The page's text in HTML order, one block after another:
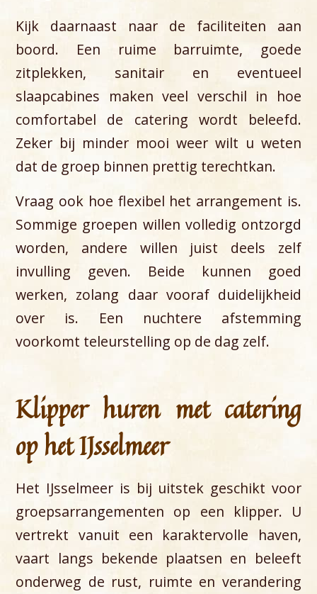
Kijk daarnaast naar de faciliteiten aan
boord. Een ruime barruimte, goede
zitplekken, sanitair en eventueel
slaapcabines maken veel verschil in hoe
comfortabel de catering wordt beleefd.
Zeker bij minder mooi weer wilt u weten
dat de groep binnen prettig terechtkan.
Vraag ook hoe flexibel het arrangement is.
Sommige groepen willen volledig ontzorgd
worden, andere willen juist deels zelf
invulling geven. Beide kunnen goed
werken, zolang daar vooraf duidelijkheid
over is. Een nuchtere afstemming
voorkomt teleurstelling op de dag zelf.
Klipper huren met catering
op het IJsselmeer
Het IJsselmeer is bij uitstek geschikt voor
groepsarrangementen op een klipper. U
vertrekt vanuit een karaktervolle haven,
vaart langs bekende plaatsen en beleeft
onderweg de rust, ruimte en verandering